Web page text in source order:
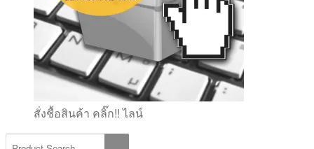
สั่งชื้อสินค้า คลิ๊ก!! ไลน์